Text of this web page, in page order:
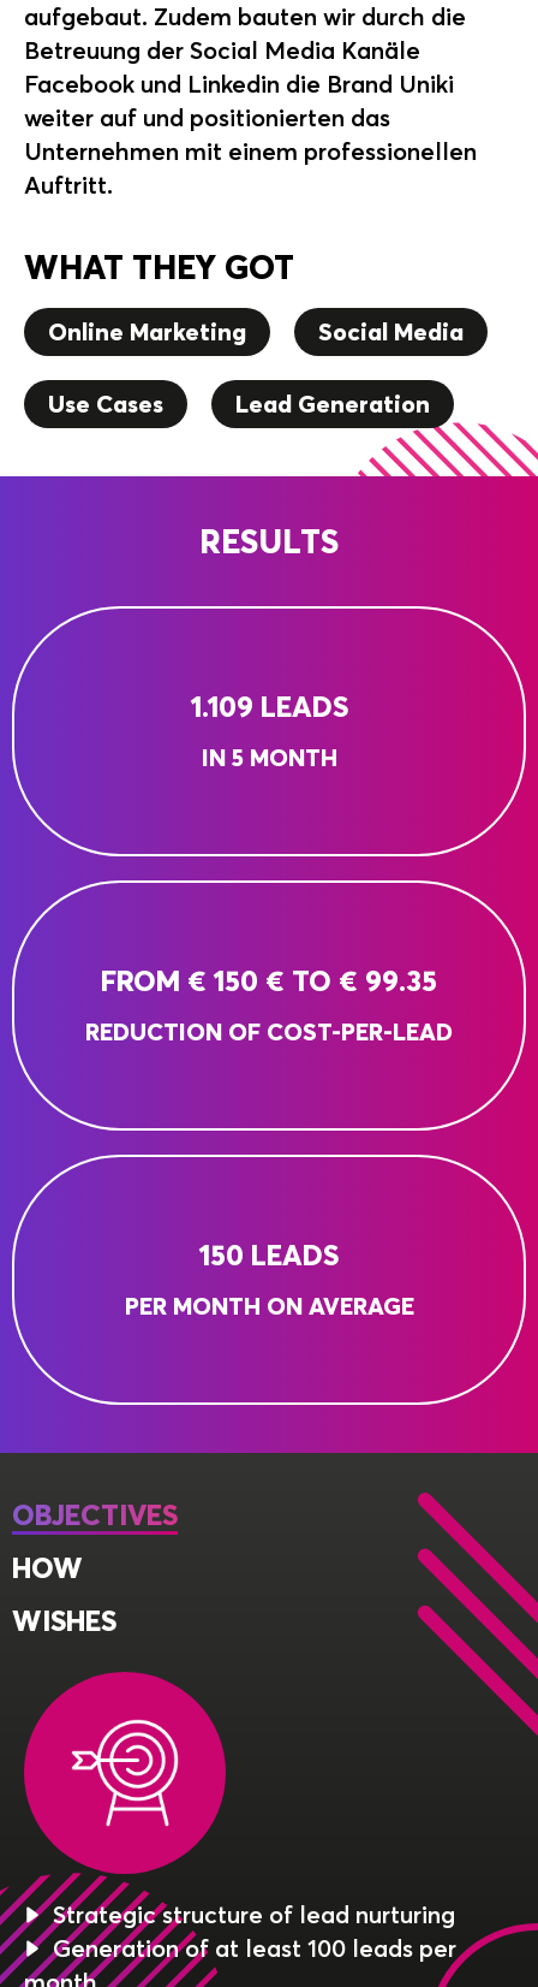
aufgebaut. Zudem bauten wir durch die
Betreuung der Social Media Kanäle
Facebook und Linkedin die Brand Uniki
weiter auf und positionierten das
Unternehmen mit einem professionellen
Auftritt.
WHAT THEY GOT
Online Marketing Social Media
Use Cases Lead Generation
RESULTS
1.109 LEADS
IN 5 MONTH
FROM € 150 € TO € 99.35
REDUCTION OF COST-PER-LEAD
150 LEADS
PER MONTH ON AVERAGE
OBJECTIVES
HOW
WISHES
Strategic structure of lead nurturing
Generation of at least 100 leads per